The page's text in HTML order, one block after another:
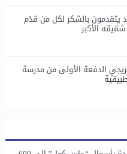
يتقدمون بالشكر لكل من قدّم
الأكبر
الدفعة الأولى من مدرسة